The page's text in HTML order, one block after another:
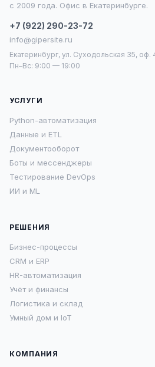
с 2009 года. Офис в Екатеринбурге.
+7 (922) 290-23-72
info@gipersite.ru
Екатеринбург, ул. Суходольская 35, оф.
Пн–Вс: 9:00 — 19:00
УСЛУГИ
Python-автоматизация
Данные и ETL
Документооборот
Боты и мессенджеры
Тестирование DevOps
ИИ и ML
РЕШЕНИЯ
Бизнес-процессы
CRM и ERP
HR-автоматизация
Учёт и финансы
Логистика и склад
Умный дом и IoT
КОМПАНИЯ